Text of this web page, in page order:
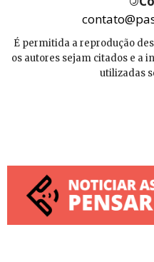
É permitida a reprodução
os autores sejam citados e a
utilizadas